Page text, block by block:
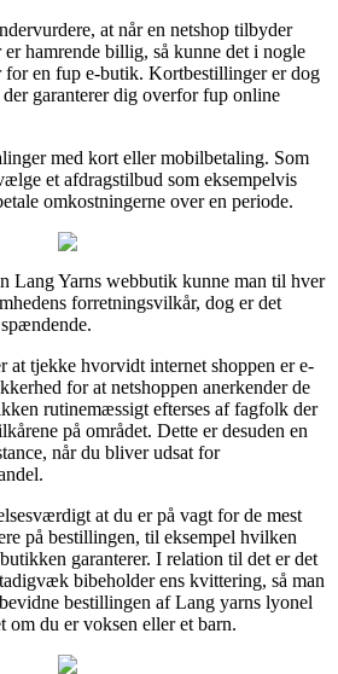
at når en netshop tilbyder
hamrende billig, så kunne det i nogle
en fup e-butik. Kortbestillinger er dog
garanterer dig overfor fup online
med kort eller mobilbetaling. Som
et afdragstilbud som eksempelvis
omkostningerne over en periode.
Lang Yarns webbutik kunne man til hver
forretningsvilkår, dog er det
at tjekke hvorvidt internet shoppen er e-
for at netshoppen anerkender de
rutinemæssigt efterses af fagfolk der
på området. Dette er desuden en
når du bliver udsat for
at du er på vagt for de mest
på bestillingen, til eksempel hvilken
garanterer. I relation til det er det
bibeholder ens kvittering, så man
bestillingen af Lang yarns lyonel
om du er voksen eller et barn.